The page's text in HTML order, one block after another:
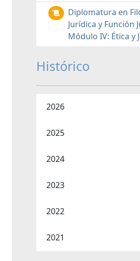
Diplomatura en
Jurídica y Función
Módulo IV: Ética y
Histórico
2026
2025
2024
2023
2022
2021